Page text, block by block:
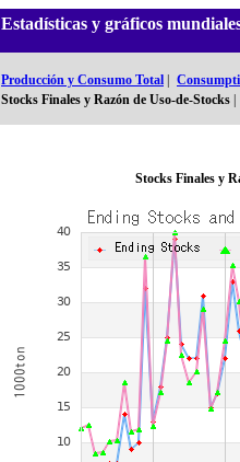
Estadísticas y gráficos
Producción y Consumo Total
Stocks Finales y Razón de Uso-de-Stocks
Stocks Finales y